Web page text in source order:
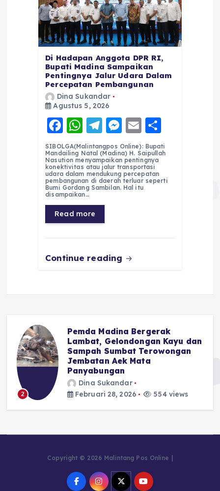
Di Hadapan Anggota DPR RI,
Bupati Madina Sampaikan
Pentingnya Jalur Udara Dalam
Percepatan Pembangunan
Dina Sukandar
Agustus 5, 2026
F
a
c
e
b
o
o
k
W
h
a
ts
A
p
p
T
el
e
g
r
a
m
M
e
ss
e
n
E
m
ai
l
h
a
re
SIBOLGA(Malintangpos Online): Bupati
Mandailing Natal (Madina) H. Saipullah
Nasution menyampaikan pentingnya
konektivitas atau jalur transportasi
udara dalam mendukung percepatan
pembangunan di daerah terluar seperti
Bumi Gordang Sambilan. Hal itu
disampaikan…
Read more
Continue reading
2
Pemda Madina Bergerak
Lambat, Gelondongan Kayu dan
Sampah Sumbat Terowongan
Jembatan Aek Mata
Panyabungan
Dina Sukandar
Februari 28, 2026
554 views
Copyright © 2026 Malintang Pos Online |